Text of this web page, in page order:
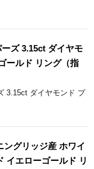
ズ 3.15ct ダイヤモ
ールド リング（指
3.15ct ダイヤモンド プ
ングリッジ産 ホワイ
イエローゴールド リ